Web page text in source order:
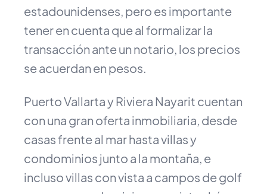
estadounidenses, pero es importante
tener en cuenta que al formalizar la
transacción ante un notario, los precios
se acuerdan en pesos.
Puerto Vallarta y Riviera Nayarit cuentan
con una gran oferta inmobiliaria, desde
casas frente al mar hasta villas y
condominios junto a la montaña, e
incluso villas con vista a campos de golf